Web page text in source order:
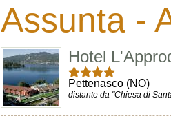
Assunta -
Hotel
Pettenasco (NO)
distante da "Chiesa di